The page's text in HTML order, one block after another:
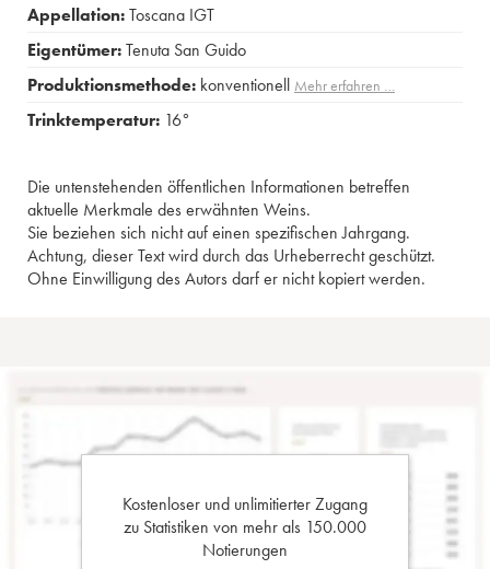
Appellation:Toscana IGT
Eigentümer:Tenuta San Guido
Produktionsmethode: konventionell Mehr erfahren …
Trinktemperatur: 16°
Die untenstehenden öffentlichen Informationen betreffen
aktuelle Merkmale des erwähnten Weins.
Sie beziehen sich nicht auf einen spezifischen Jahrgang.
Achtung, dieser Text wird durch das Urheberrecht geschützt.
Ohne Einwilligung des Autors darf er nicht kopiert werden.
Kostenloser und unlimitierter Zugang
zu Statistiken von mehr als 150.000
Notierungen